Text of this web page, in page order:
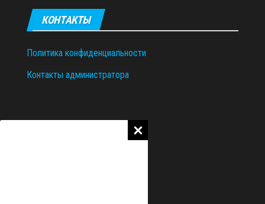
КОНТАКТЫ
Политика конфиденциальности
Контакты администратора